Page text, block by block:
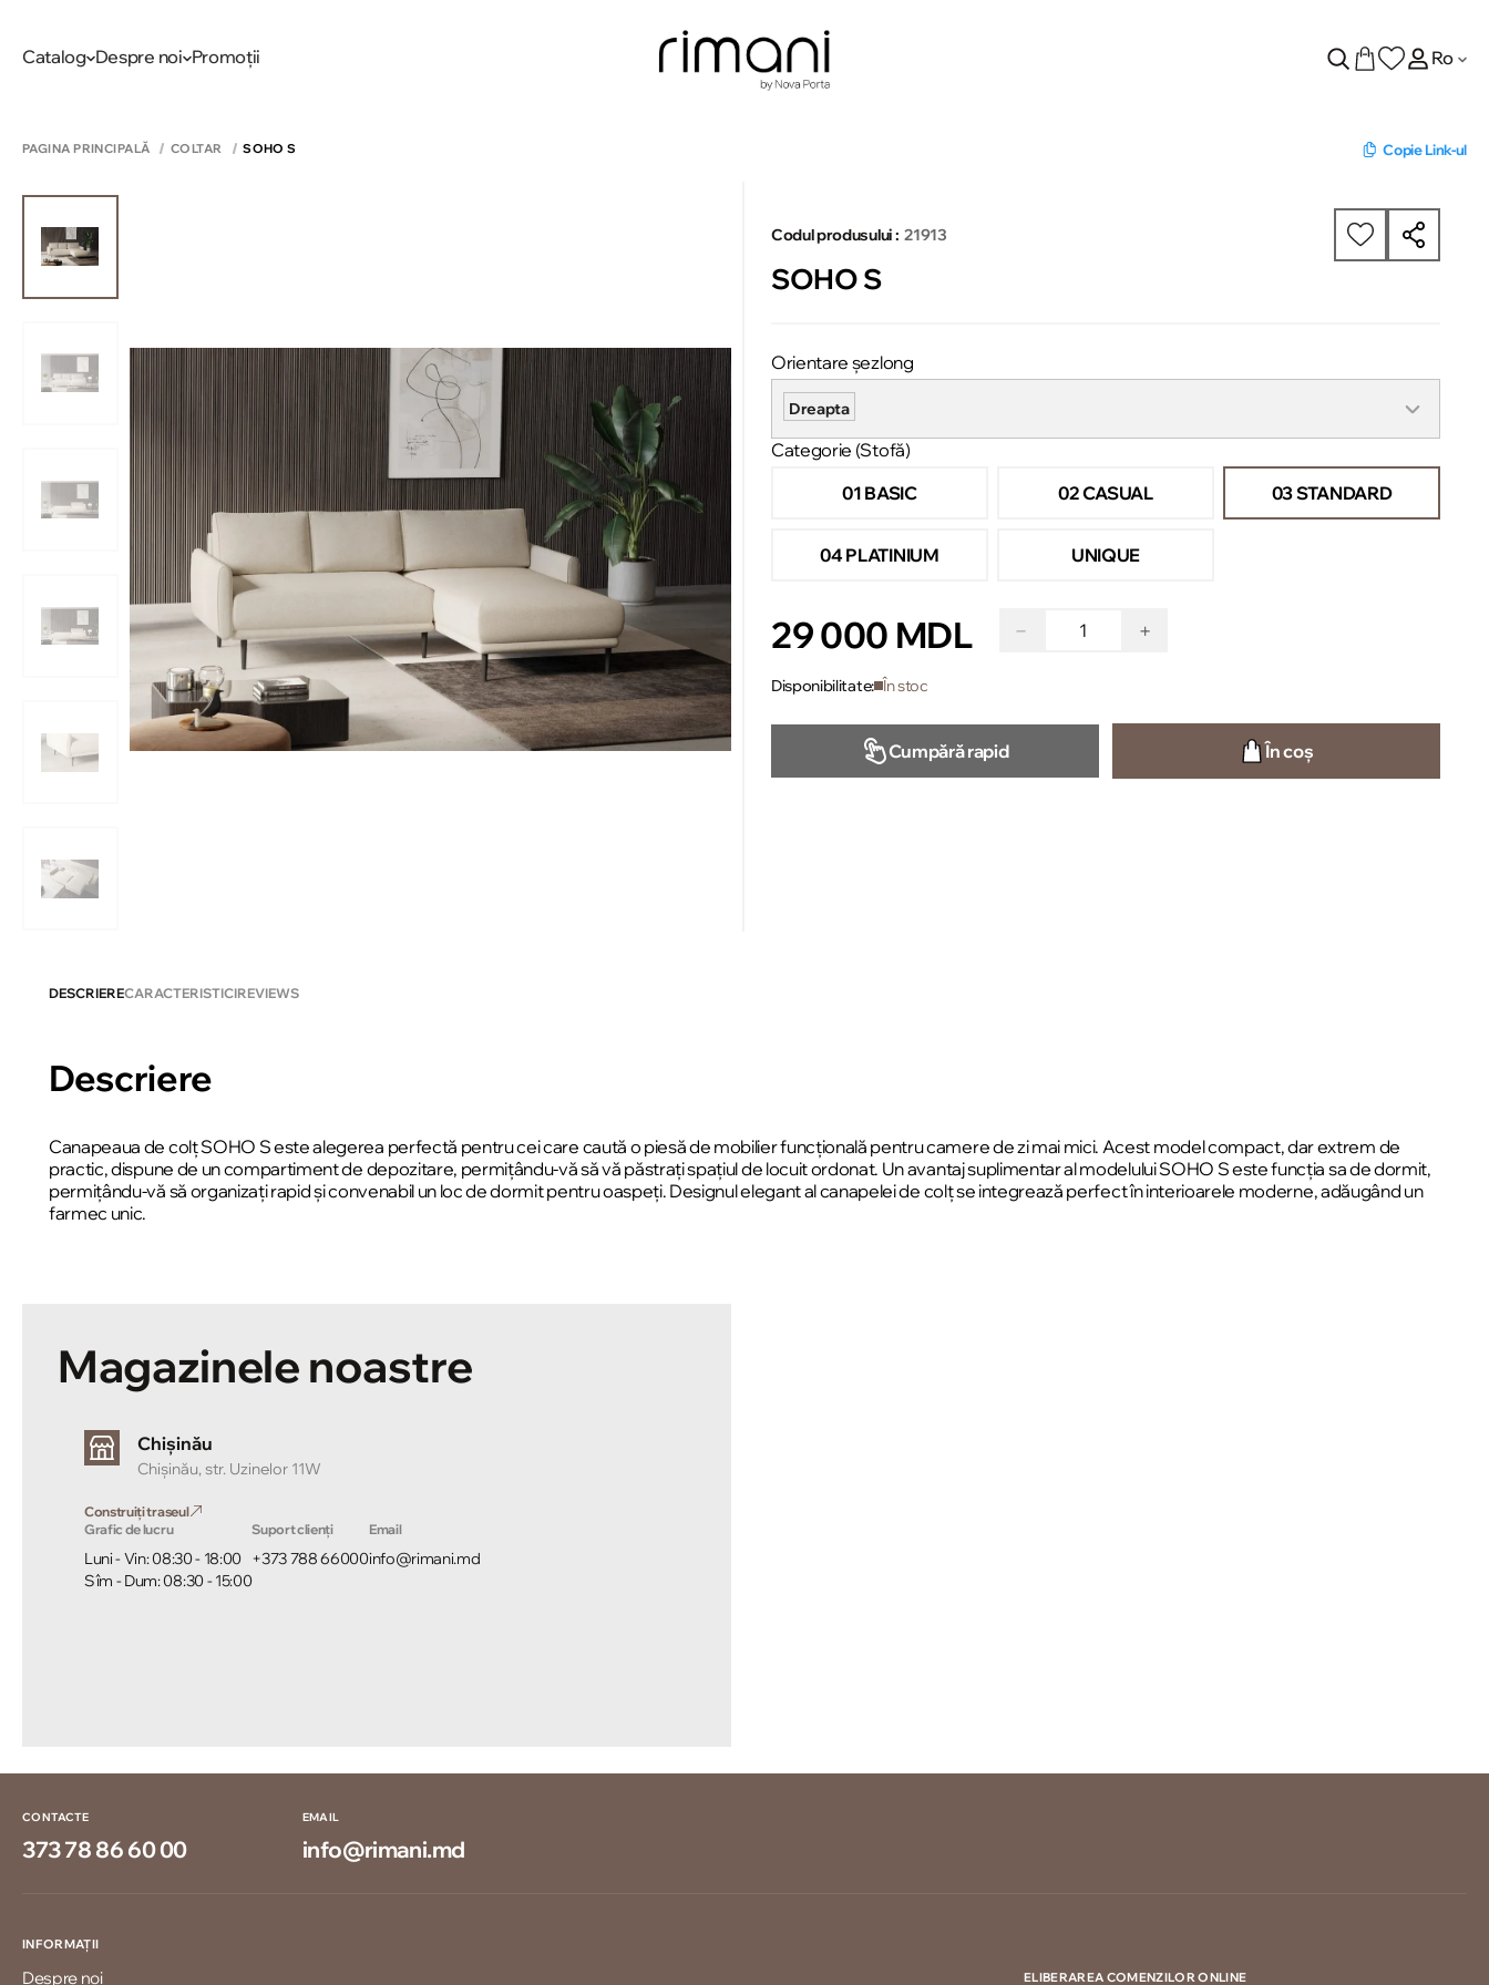
Catalog Despre noi Promoții Ro
PAGINA PRINCIPALĂ COLTAR SOHO S Copie Link-ul
Codul produsului : 21913
SOHO S
Orientare șezlong
Dreapta
Categorie (Stofă)
01 BASIC
02 CASUAL 03 STANDARD
04 PLATINIUM UNIQUE
29 000 MDL − +
Disponibilitate: În stoc
Cumpără rapid În coș
DESCRIERECARACTERISTICIREVIEWS
Descriere
Canapeaua de colț SOHO S este alegerea perfectă pentru cei care caută o piesă de mobilier funcțională pentru camere de zi mai mici. Acest model compact, dar extrem de
practic, dispune de un compartiment de depozitare, permițându-vă să vă păstrați spațiul de locuit ordonat. Un avantaj suplimentar al modelului SOHO S este funcția sa de dormit,
permițându-vă să organizați rapid și convenabil un loc de dormit pentru oaspeți. Designul elegant al canapelei de colț se integrează perfect în interioarele moderne, adăugând un
farmec unic.
Magazinele noastre
Chișinău
Chișinău, str. Uzinelor 11W
Construiți traseul
Grafic de lucru
Luni - Vin: 08:30 - 18:00
Sîm - Dum: 08:30 - 15:00
Suport clienți
+373 788 66000
Email
info@rimani.md
CONTACTE
373 78 86 60 00
EMAIL
info@rimani.md
INFORMAȚII
Despre noi ELIBERAREA COMENZILOR ONLINE